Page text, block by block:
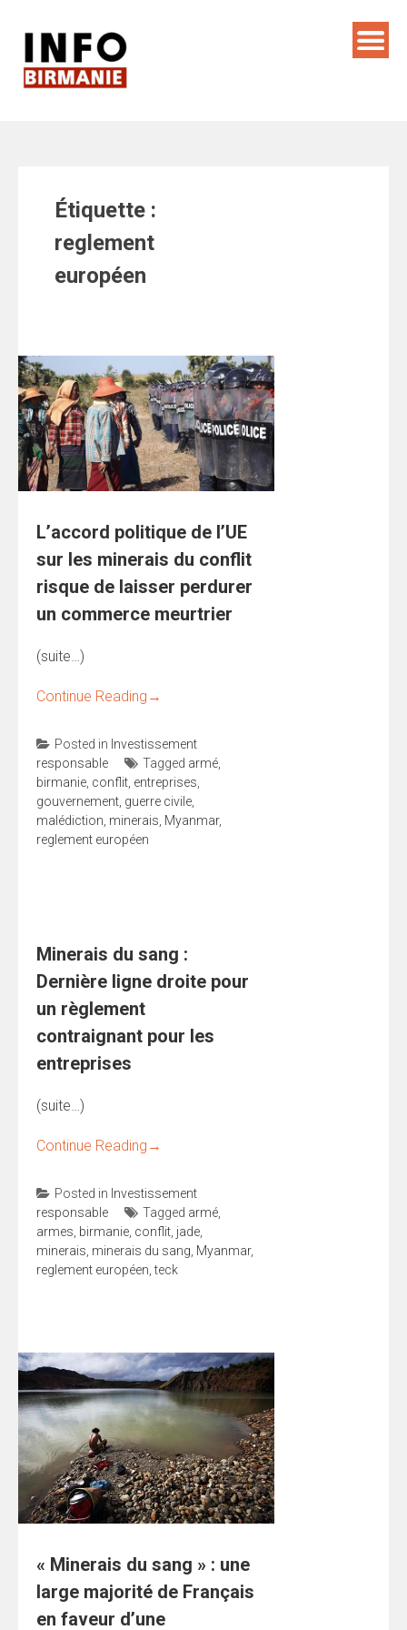
Étiquette :
reglement
européen
L’accord politique de l’UE
sur les minerais du conflit
risque de laisser perdurer
un commerce meurtrier
(suite…)
Continue Reading →
Posted in Investissement
responsable
Tagged armé,
birmanie, conflit, entreprises,
gouvernement, guerre civile,
malédiction, minerais, Myanmar,
reglement européen
Minerais du sang :
Dernière ligne droite pour
un règlement
contraignant pour les
entreprises
(suite…)
Continue Reading →
Posted in Investissement
responsable
Tagged armé,
armes, birmanie, conflit, jade,
minerais, minerais du sang, Myanmar,
reglement européen,teck
« Minerais du sang » : une
large majorité de Français
en faveur d’une